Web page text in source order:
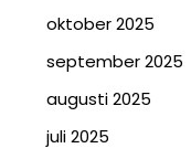
oktober 2025
september 2025
augusti 2025
juli 2025